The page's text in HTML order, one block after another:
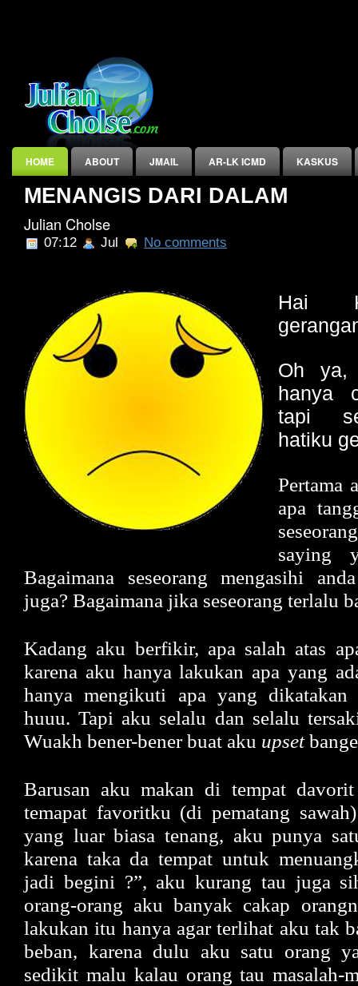
HOME ABOUT JMAIL AR-LK ICMD
KASKUS
INDEX
MENANGIS DARI DALAM
Julian Cholse
07:12 Jul No comments
Hai
Oh ya,
hanya
tapi
hatiku
Pertama
apa
saying
Bagaimana seseorang mengasihi
juga? Bagaimana jika seseorang terlalu
Kadang aku berfikir, apa salah atas
karena aku hanya lakukan apa yang
hanya mengikuti apa yang
huuu. Tapi aku selalu dan selalu
Wuakh bener-bener buat aku upset
Barusan aku makan di tempat
temapat favoritku (di pematang
yang luar biasa tenang, aku punya
karena taka da tempat untuk
jadi begini ?”, aku kurang tau juga
orang-orang aku banyak cakap
lakukan itu hanya agar terlihat aku tak
beban, karena dulu aku satu orang
sedikit malu kalau orang tau masalah-